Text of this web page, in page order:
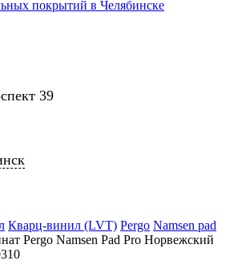
покрытий в Челябинске
39
Кварц-винил (LVT) Pergo Namsen pad
Pergo Namsen Pad Pro Норвежский